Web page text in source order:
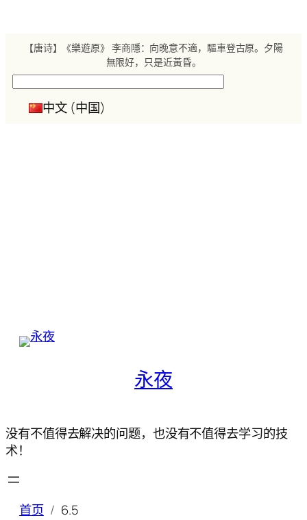
【唐诗】《樂遊原》 李商隱：向晚意不適，驅車登古原。夕陽
無限好，只是近黃昏。
中文 (中国)
永夜
没有不值得去解决的问题，也没有不值得去学习的技
术！
首页 6.5